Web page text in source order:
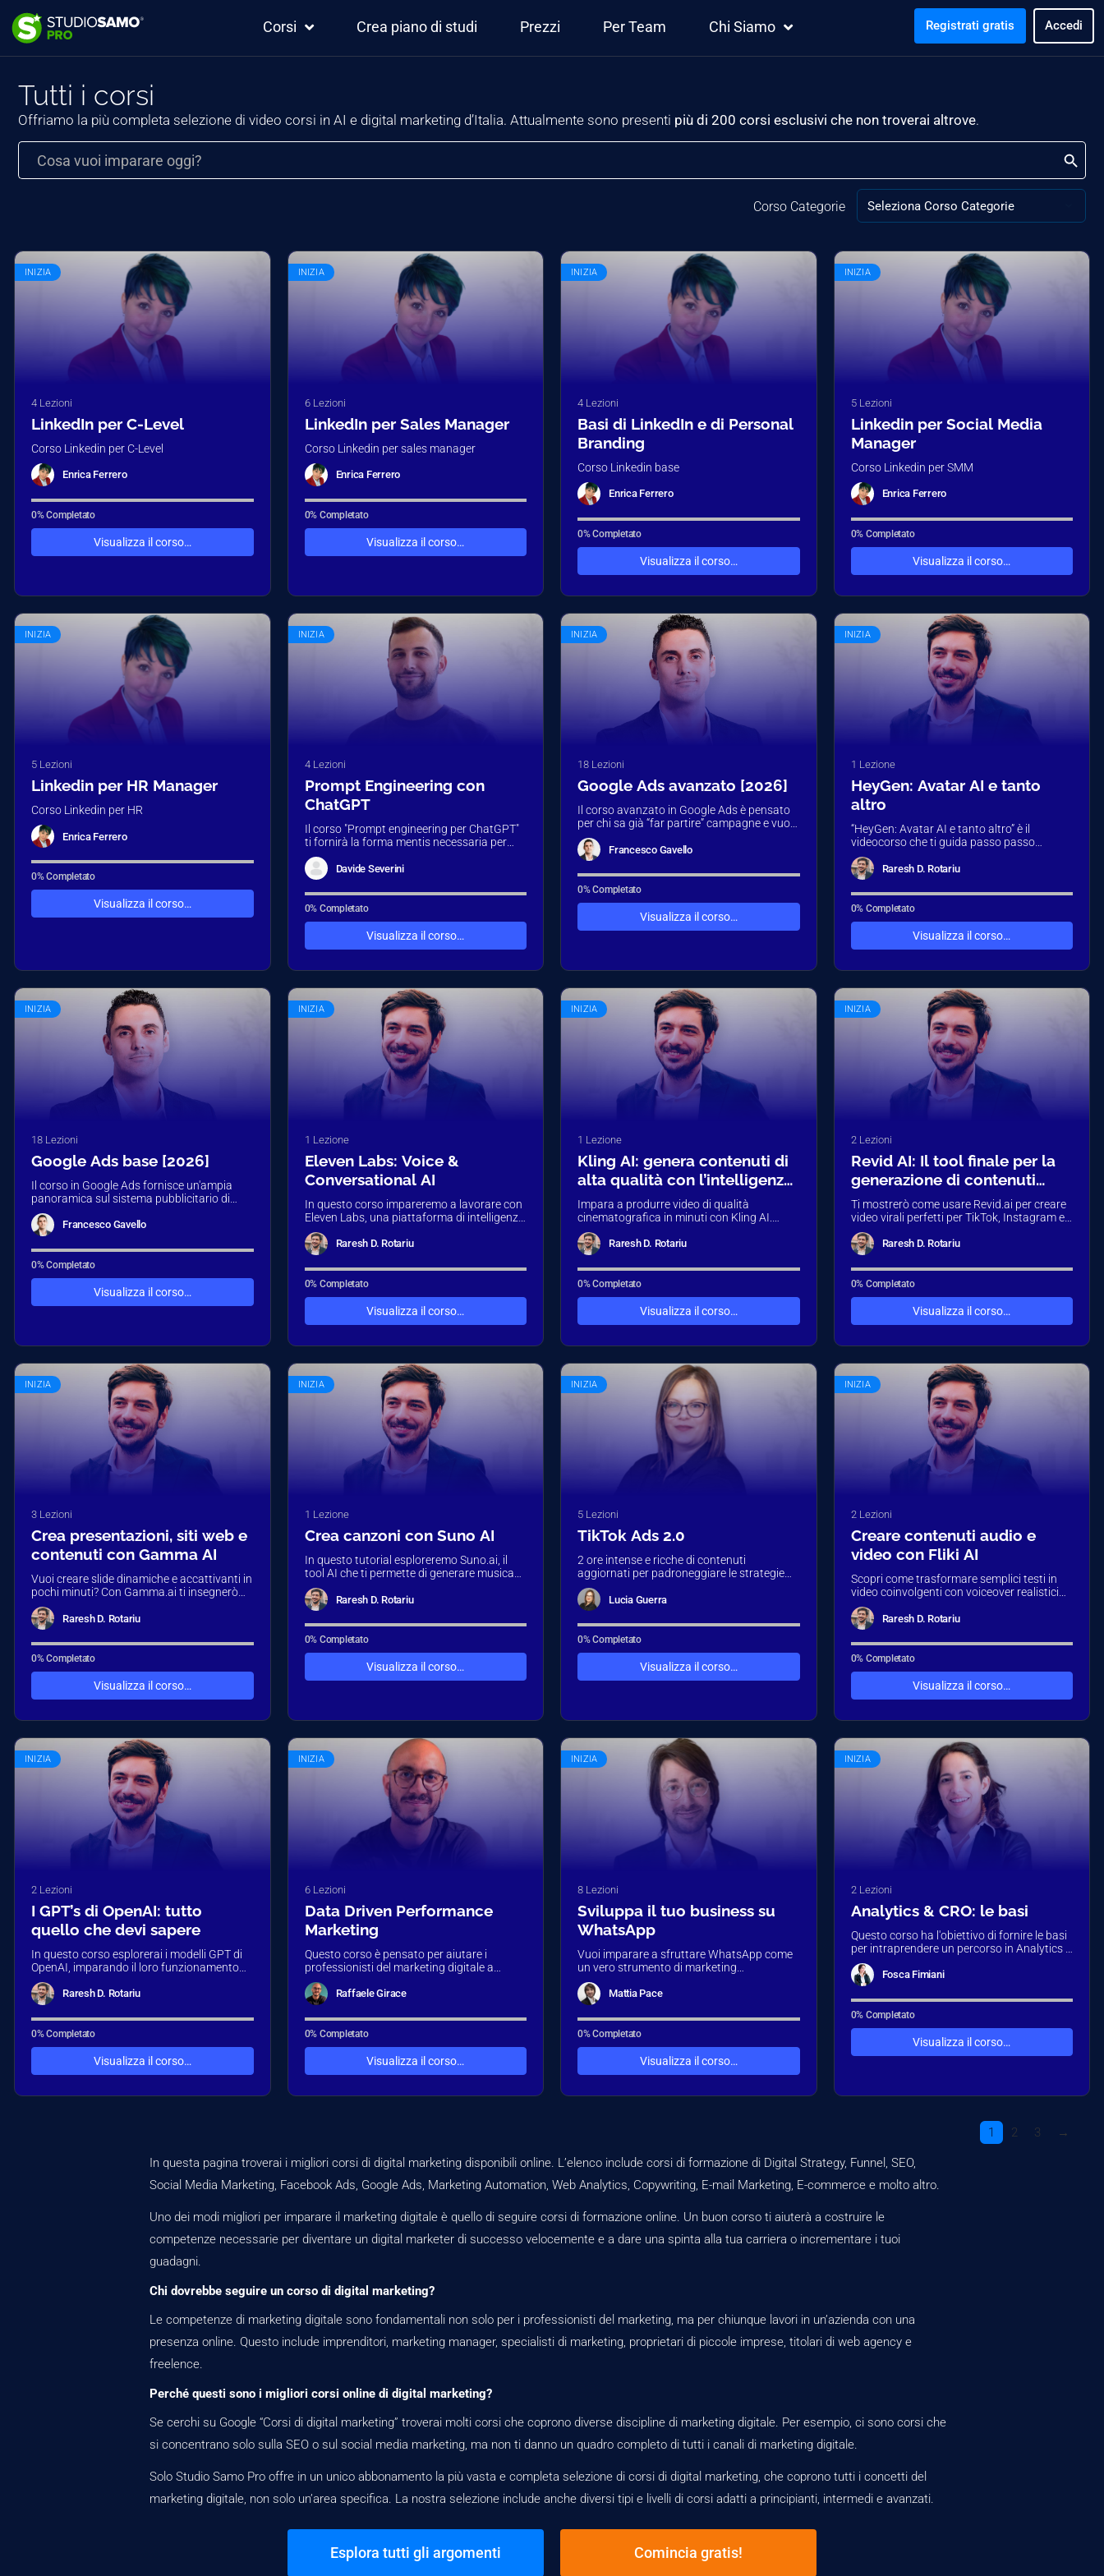
Corsi Crea piano di studi Prezzi Per Team Chi Siamo Registrati gratis Accedi
Tutti i corsi
Offriamo la più completa selezione di video corsi in AI e digital marketing d’Italia. Attualmente sono presenti più di 200 corsi esclusivi che non troverai altrove.
Search
for:
Search Button
Corso Categorie
INIZIA
4 Lezioni
LinkedIn per C-Level
Corso Linkedin per C-Level
Enrica Ferrero
0% Completato
Visualizza il corso…
INIZIA
6 Lezioni
LinkedIn per Sales Manager
Corso Linkedin per sales manager
Enrica Ferrero
0% Completato
Visualizza il corso…
INIZIA
4 Lezioni
Basi di LinkedIn e di Personal
Branding
Corso Linkedin base
Enrica Ferrero
0% Completato
Visualizza il corso…
INIZIA
5 Lezioni
Linkedin per Social Media
Manager
Corso Linkedin per SMM
Enrica Ferrero
0% Completato
Visualizza il corso…
INIZIA
5 Lezioni
Linkedin per HR Manager
Corso Linkedin per HR
Enrica Ferrero
0% Completato
Visualizza il corso…
INIZIA
4 Lezioni
Prompt Engineering con
ChatGPT
Il corso "Prompt engineering per ChatGPT"
ti fornirà la forma mentis necessaria per
trasformare l'intelligenza artificiale da
semplice esecutore di…
Davide Severini
0% Completato
Visualizza il corso…
INIZIA
18 Lezioni
Google Ads avanzato [2026]
Il corso avanzato in Google Ads è pensato
per chi sa già “far partire” campagne e vuole
imparare a farle…
Francesco Gavello
0% Completato
Visualizza il corso…
INIZIA
1 Lezione
HeyGen: Avatar AI e tanto
altro
“HeyGen: Avatar AI e tanto altro” è il
videocorso che ti guida passo passo
nell’uso di HeyGen, la piattaforma di…
Raresh D. Rotariu
0% Completato
Visualizza il corso…
INIZIA
18 Lezioni
Google Ads base [2026]
Il corso in Google Ads fornisce un'ampia
panoramica sul sistema pubblicitario di
Google, partendo dalle basi e arrivando ad
approfondire…
Francesco Gavello
0% Completato
Visualizza il corso…
INIZIA
1 Lezione
Eleven Labs: Voice &
Conversational AI
In questo corso impareremo a lavorare con
Eleven Labs, una piattaforma di intelligenza
artificiale specializzata nella sintesi vocale
avanzata, capace…
Raresh D. Rotariu
0% Completato
Visualizza il corso…
INIZIA
1 Lezione
Kling AI: genera contenuti di
alta qualità con l’intelligenza
artificiale
Impara a produrre video di qualità
cinematografica in minuti con Kling AI.
Attraverso tutorial pratici, scoprirai
tecniche di prompt avanzati,…
Raresh D. Rotariu
0% Completato
Visualizza il corso…
INIZIA
2 Lezioni
Revid AI: Il tool finale per la
generazione di contenuti
video
Ti mostrerò come usare Revid.ai per creare
video virali perfetti per TikTok, Instagram e
YouTube Shorts. In questo corso
imparerai…Raresh D. Rotariu
0% Completato
Visualizza il corso…
INIZIA
3 Lezioni
Crea presentazioni, siti web e
contenuti con Gamma AI
Vuoi creare slide dinamiche e accattivanti in
pochi minuti? Con Gamma.ai ti insegnerò
come realizzare presentazioni moderne e
interattive partendo…
Raresh D. Rotariu
0% Completato
Visualizza il corso…
INIZIA
1 Lezione
Crea canzoni con Suno AI
In questo tutorial esploreremo Suno.ai, il
tool AI che ti permette di generare musica
originale semplicemente scrivendo un
prompt o…Raresh D. Rotariu
0% Completato
Visualizza il corso…
INIZIA
5 Lezioni
TikTok Ads 2.0
2 ore intense e ricche di contenuti
aggiornati per padroneggiare le strategie
più efficaci su TikTok. Scopri tutte le novità…
Lucia Guerra
0% Completato
Visualizza il corso…
INIZIA
2 Lezioni
Creare contenuti audio e
video con Fliki AI
Scopri come trasformare semplici testi in
video coinvolgenti con voiceover realistici
grazie a Fliki.ai. In questo tutorial, ti guiderò
passo…Raresh D. Rotariu
0% Completato
Visualizza il corso…
INIZIA
2 Lezioni
I GPT’s di OpenAI: tutto
quello che devi sapere
In questo corso esplorerai i modelli GPT di
OpenAI, imparando il loro funzionamento
ed il loro utilizzo. È inclusa una…
Raresh D. Rotariu
0% Completato
Visualizza il corso…
INIZIA
6 Lezioni
Data Driven Performance
Marketing
Questo corso è pensato per aiutare i
professionisti del marketing digitale a
sfruttare il valore dei dati per prendere
decisioni…Raffaele Girace
0% Completato
Visualizza il corso…
INIZIA
8 Lezioni
Sviluppa il tuo business su
WhatsApp
Vuoi imparare a sfruttare WhatsApp come
un vero strumento di marketing
professionale? In questo corso scoprirai
come trasformare la comunicazione…
Mattia Pace
0% Completato
Visualizza il corso…
INIZIA
2 Lezioni
Analytics & CRO: le basi
Questo corso ha l'obiettivo di fornire le basi
per intraprendere un percorso in Analytics e
CRO, scoprendo strumenti e tecniche…
Fosca Fimiani
0% Completato
Visualizza il corso…
1 2 3 →
In questa pagina troverai i migliori corsi di digital marketing disponibili online. L’elenco include corsi di formazione di Digital Strategy, Funnel, SEO,
Social Media Marketing, Facebook Ads, Google Ads, Marketing Automation, Web Analytics, Copywriting, E-mail Marketing, E-commerce e molto altro.
Uno dei modi migliori per imparare il marketing digitale è quello di seguire corsi di formazione online. Un buon corso ti aiuterà a costruire le
competenze necessarie per diventare un digital marketer di successo velocemente e a dare una spinta alla tua carriera o incrementare i tuoi
guadagni.
Chi dovrebbe seguire un corso di digital marketing?
Le competenze di marketing digitale sono fondamentali non solo per i professionisti del marketing, ma per chiunque lavori in un’azienda con una
presenza online. Questo include imprenditori, marketing manager, specialisti di marketing, proprietari di piccole imprese, titolari di web agency e
freelence.
Perché questi sono i migliori corsi online di digital marketing?
Se cerchi su Google “Corsi di digital marketing” troverai molti corsi che coprono diverse discipline di marketing digitale. Per esempio, ci sono corsi che
si concentrano solo sulla SEO o sul social media marketing, ma non ti danno un quadro completo di tutti i canali di marketing digitale.
Solo Studio Samo Pro offre in un unico abbonamento la più vasta e completa selezione di corsi di digital marketing, che coprono tutti i concetti del
marketing digitale, non solo un’area specifica. La nostra selezione include anche diversi tipi e livelli di corsi adatti a principianti, intermedi e avanzati.
Esplora tutti gli argomenti Comincia gratis!